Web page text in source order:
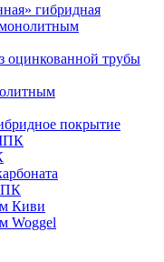
гибридная
оцинкованной трубы
покрытие
Киви
Woggel